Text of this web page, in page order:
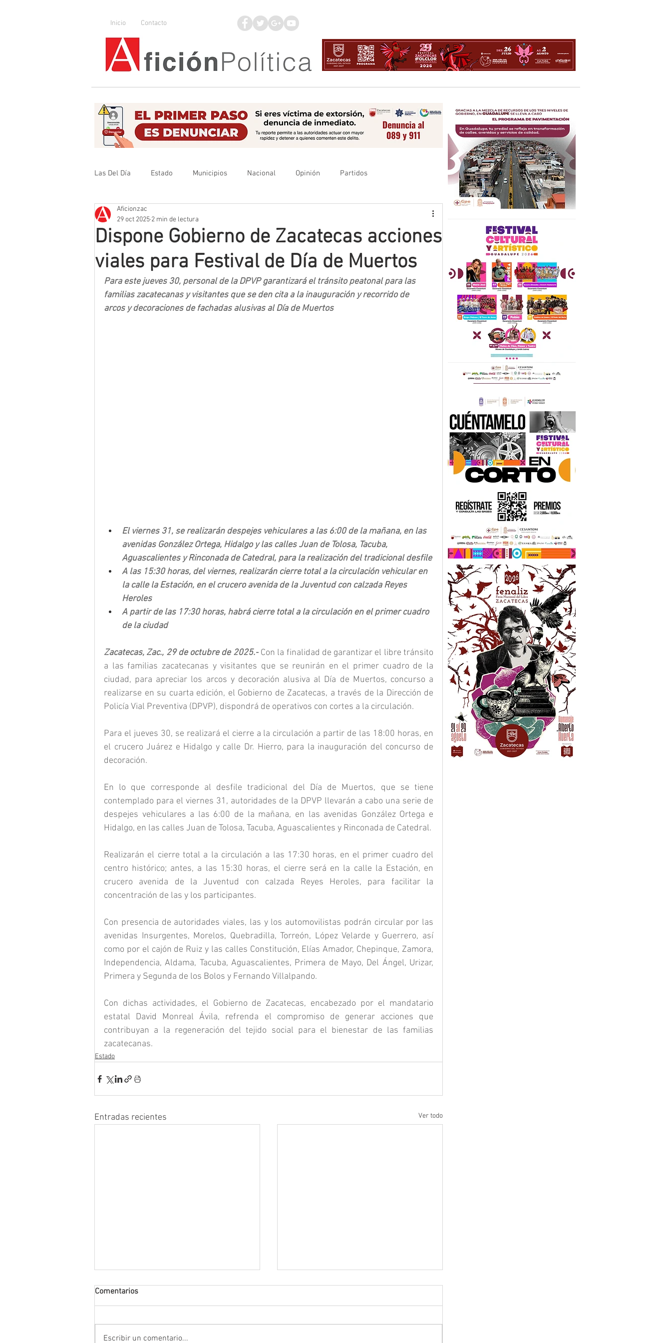
Inicio Contacto
Las Del Día Estado Municipios Nacional Opinión Partidos
Que no se olvide
Mineros LNBP
Dispone Gobierno de Zacatecas acciones
viales para Festival de Día de Muertos
Aficionzac
29 oct 2025 2 min de lectura
Para este jueves 30, personal de la DPVP garantizará el tránsito peatonal para las
familias zacatecanas y visitantes que se den cita a la inauguración y recorrido de
arcos y decoraciones de fachadas alusivas al Día de Muertos
El viernes 31, se realizarán despejes vehiculares a las 6:00 de la mañana, en las
avenidas González Ortega, Hidalgo y las calles Juan de Tolosa, Tacuba,
Aguascalientes y Rinconada de Catedral, para la realización del tradicional desfile
A las 15:30 horas, del viernes, realizarán cierre total a la circulación vehicular en
la calle la Estación, en el crucero avenida de la Juventud con calzada Reyes
Heroles
A partir de las 17:30 horas, habrá cierre total a la circulación en el primer cuadro
de la ciudad
Zacatecas, Zac., 29 de octubre de 2025.- Con la finalidad de garantizar el libre tránsito
a las familias zacatecanas y visitantes que se reunirán en el primer cuadro de la
ciudad, para apreciar los arcos y decoración alusiva al Día de Muertos, concurso a
realizarse en su cuarta edición, el Gobierno de Zacatecas, a través de la Dirección de
Policía Vial Preventiva (DPVP), dispondrá de operativos con cortes a la circulación.
Para el jueves 30, se realizará el cierre a la circulación a partir de las 18:00 horas, en
el crucero Juárez e Hidalgo y calle Dr. Hierro, para la inauguración del concurso de
decoración.
En lo que corresponde al desfile tradicional del Día de Muertos, que se tiene
contemplado para el viernes 31, autoridades de la DPVP llevarán a cabo una serie de
despejes vehiculares a las 6:00 de la mañana, en las avenidas González Ortega e
Hidalgo, en las calles Juan de Tolosa, Tacuba, Aguascalientes y Rinconada de Catedral.
Realizarán el cierre total a la circulación a las 17:30 horas, en el primer cuadro del
centro histórico; antes, a las 15:30 horas, el cierre será en la calle la Estación, en
crucero avenida de la Juventud con calzada Reyes Heroles, para facilitar la
concentración de las y los participantes.
Con presencia de autoridades viales, las y los automovilistas podrán circular por las
avenidas Insurgentes, Morelos, Quebradilla, Torreón, López Velarde y Guerrero, así
como por el cajón de Ruiz y las calles Constitución, Elías Amador, Chepinque, Zamora,
Independencia, Aldama, Tacuba, Aguascalientes, Primera de Mayo, Del Ángel, Urizar,
Primera y Segunda de los Bolos y Fernando Villalpando.
Con dichas actividades, el Gobierno de Zacatecas, encabezado por el mandatario
estatal David Monreal Ávila, refrenda el compromiso de generar acciones que
contribuyan a la regeneración del tejido social para el bienestar de las familias
zacatecanas.
Estado
Entradas recientes Ver todo
Comentarios
Escribir un comentario...